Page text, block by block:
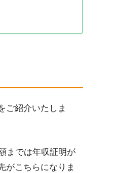
ご紹介いたしま
までは年収証明が
がこちらになりま